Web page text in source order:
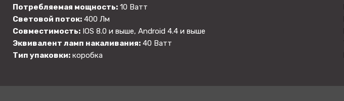
Потребляемая мощность: 10 Ватт
Световой поток: 400 Лм
Совместимость: IOS 8.0 и выше, Android 4.4 и выше
Эквивалент ламп накаливания: 40 Ватт
Тип упаковки: коробка